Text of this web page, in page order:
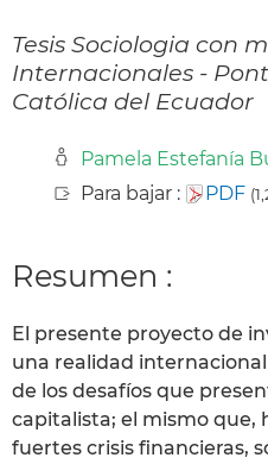
Tesis Sociologia con
Internacionales -
Católica del Ecuador
Pamela Estefanía
Para bajar :
PDF
Resumen :
El presente proyecto de
una realidad
de los desafíos que
capitalista; el mismo que,
fuertes crisis financieras,